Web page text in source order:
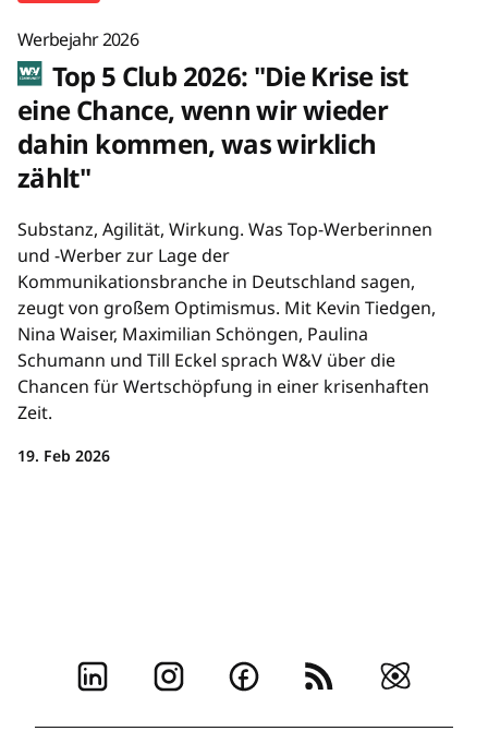
Werbejahr 2026
Top 5 Club 2026: "Die Krise ist
eine Chance, wenn wir wieder
dahin kommen, was wirklich
zählt"
Substanz, Agilität, Wirkung. Was Top-Werberinnen
und -Werber zur Lage der
Kommunikationsbranche in Deutschland sagen,
zeugt von großem Optimismus. Mit Kevin Tiedgen,
Nina Waiser, Maximilian Schöngen, Paulina
Schumann und Till Eckel sprach W&V über die
Chancen für Wertschöpfung in einer krisenhaften
Zeit.
19. Feb 2026